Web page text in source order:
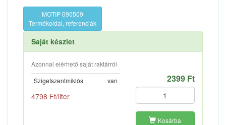
MOTIP 090509
Termékoldal, referenciák
Saját készlet
Azonnal elérhető saját raktárról
Szigetszentmiklós
van
4798 Ft/liter
2399 Ft
Kosárba